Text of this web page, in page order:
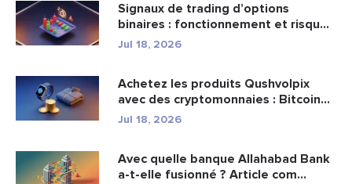
Signaux de trading d’options
binaires : fonctionnement et risqu...
Jul 18, 2026
Achetez les produits Qushvolpix
avec des cryptomonnaies : Bitcoin...
Jul 18, 2026
Avec quelle banque Allahabad Bank
a-t-elle fusionné ? Article com...